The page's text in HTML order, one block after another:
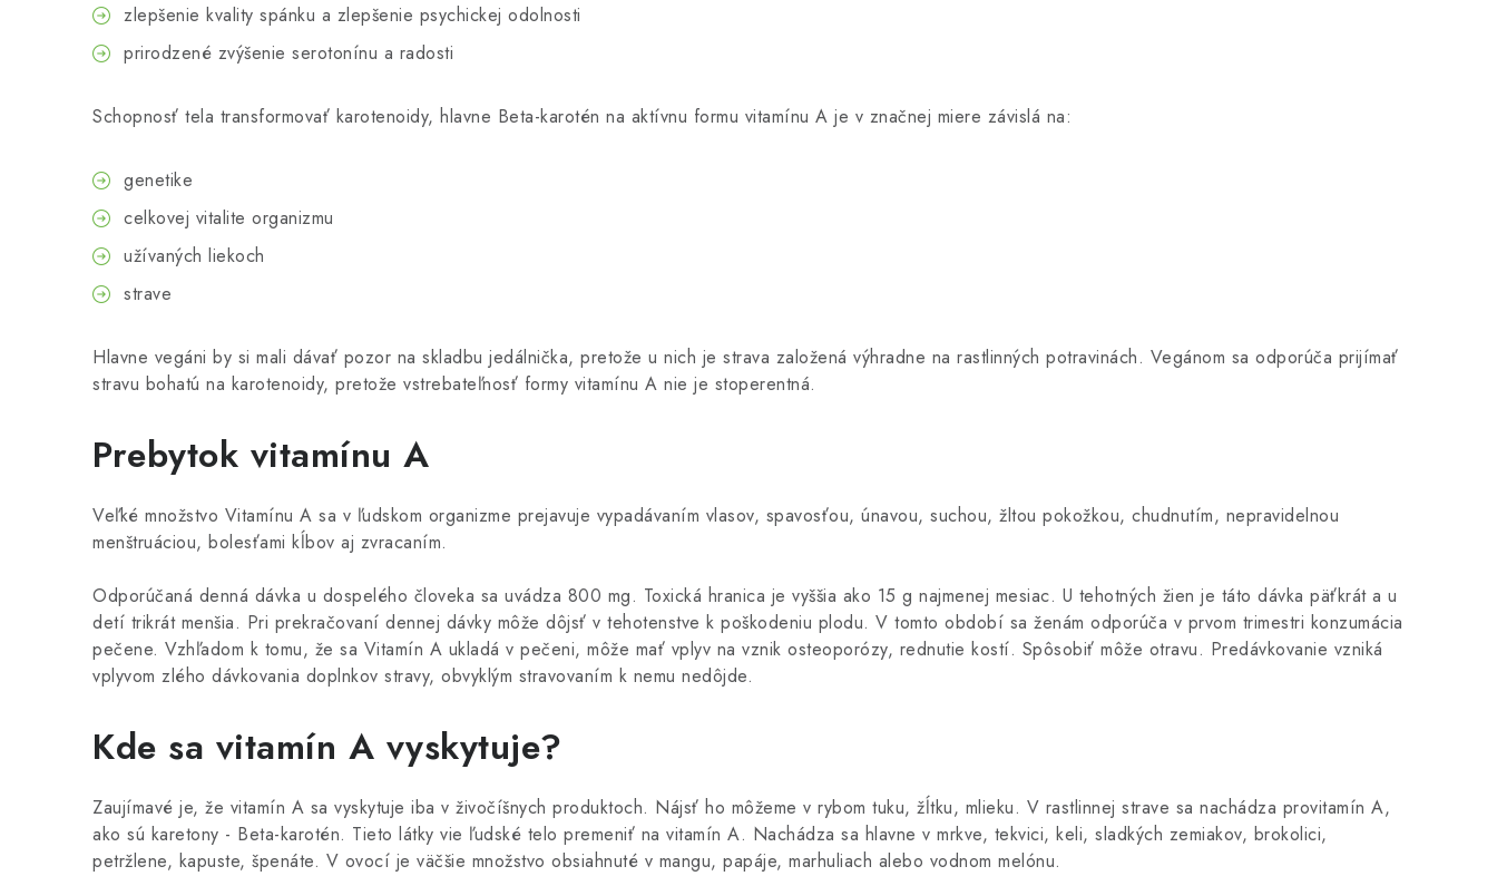
zlepšenie kvality spánku a zlepšenie psychickej odolnosti
prirodzené zvýšenie serotonínu a radosti
Schopnosť tela transformovať karotenoidy, hlavne Beta-karotén na aktívnu formu vitamínu A je v značnej miere závislá na:
genetike
celkovej vitalite organizmu
užívaných liekoch
strave
Hlavne vegáni by si mali dávať pozor na skladbu jedálnička, pretože u nich je strava založená výhradne na rastlinných potravinách. Vegánom sa odporúča prijímať
stravu bohatú na karotenoidy, pretože vstrebateľnosť formy vitamínu A nie je stoperentná.
Prebytok vitamínu A
Veľké množstvo Vitamínu A sa v ľudskom organizme prejavuje vypadávaním vlasov, spavosťou, únavou, suchou, žltou pokožkou, chudnutím, nepravidelnou
menštruáciou, bolesťami kĺbov aj zvracaním.
Odporúčaná denná dávka u dospelého človeka sa uvádza 800 mg. Toxická hranica je vyššia ako 15 g najmenej mesiac. U tehotných žien je táto dávka päťkrát a u
detí trikrát menšia. Pri prekračovaní dennej dávky môže dôjsť v tehotenstve k poškodeniu plodu. V tomto období sa ženám odporúča v prvom trimestri konzumácia
pečene. Vzhľadom k tomu, že sa Vitamín A ukladá v pečeni, môže mať vplyv na vznik osteoporózy, rednutie kostí. Spôsobiť môže otravu. Predávkovanie vzniká
vplyvom zlého dávkovania doplnkov stravy, obvyklým stravovaním k nemu nedôjde.
Kde sa vitamín A vyskytuje?
Zaujímavé je, že vitamín A sa vyskytuje iba v živočíšnych produktoch. Nájsť ho môžeme v rybom tuku, žĺtku, mlieku. V rastlinnej strave sa nachádza provitamín A,
ako sú karetony - Beta-karotén. Tieto látky vie ľudské telo premeniť na vitamín A. Nachádza sa hlavne v mrkve, tekvici, keli, sladkých zemiakov, brokolici,
petržlene, kapuste, špenáte. V ovocí je väčšie množstvo obsiahnuté v mangu, papáje, marhuliach alebo vodnom melónu.